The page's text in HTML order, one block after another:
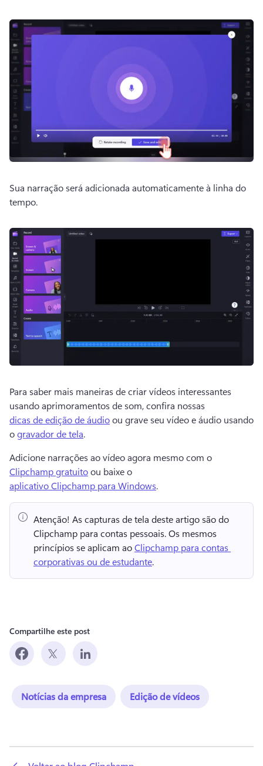
Sua narração será adicionada automaticamente à linha do
tempo.
Para saber mais maneiras de criar vídeos interessantes
usando aprimoramentos de som, confira nossas
dicas de edição de áudio ou grave seu vídeo e áudio usando
o gravador de tela.
Adicione narrações ao vídeo agora mesmo com o
Clipchamp gratuito ou baixe o
aplicativo Clipchamp para Windows.
Atenção! As capturas de tela deste artigo são do
Clipchamp para contas pessoais. Os mesmos
princípios se aplicam ao Clipchamp para contas
corporativas ou de estudante.
Compartilhe este post
Notícias da empresa Edição de vídeos